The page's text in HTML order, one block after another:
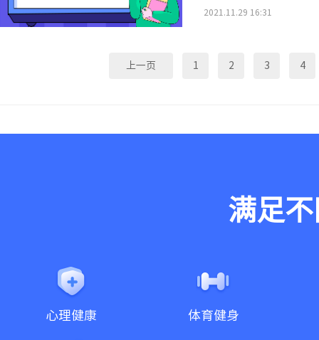
2021.11.29 16:31
上一页 1 2 3 4
满足
心理健康 体育健身